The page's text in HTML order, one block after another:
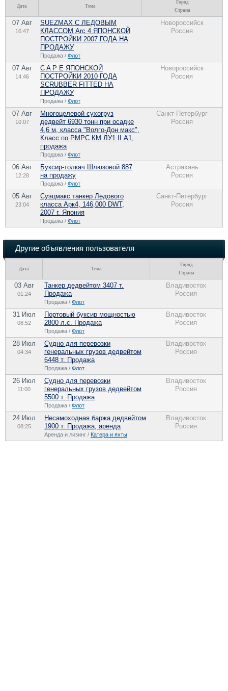
Дата Тема
Город
Страна
07 Авг
16:47
SUEZMAX С ЛЕДОВЫМ
КЛАССОМ Arc 4 ЯПОНСКОЙ
ПОСТРОЙКИ 2007 ГОДА НА
ПРОДАЖУ
Продажа / Флот
Новороссийск
Россия
07 Авг
14:46
C A P E ЯПОНСКОЙ
ПОСТРОЙКИ 2010 ГОДА
SCRUBBER FITTED НА
ПРОДАЖУ
Продажа / Флот
Новороссийск
Россия
07 Авг
10:07
Многоцелевой сухогруз
дедвейт 6930 тонн при осадке
4,6 м, класса "Волго-Дон макс",
Класс по РМРС КМ ЛУ1 II А1,
продажа
Продажа / Флот
Санкт-Петербург
Россия
06 Авг
12:28
Буксир-толкач Шлюзовой 887
на продажу
Продажа / Флот
Астрахань
Россия
05 Авг
23:04
Суэцмакс танкер Ледового
класса Арк4, 146,000 DWT,
2007 г. Япония
Продажа / Флот
Санкт-Петербург
Россия
Другие объявления пользователя
Дата Тема
Город
Страна
03 Авг
01:24
Танкер дедвейтом 3407 т.
Продажа
Продажа / Флот
Владивосток
Россия
31 Июл
08:52
Портовый буксир мощностью
2800 л.с. Продажа
Продажа / Флот
Владивосток
Россия
28 Июл
04:34
Судно для перевозки
генеральных грузов дедвейтом
6448 т. Продажа
Продажа / Флот
Владивосток
Россия
26 Июл
11:00
Судно для перевозки
генеральных грузов дедвейтом
5500 т. Продажа
Продажа / Флот
Владивосток
Россия
24 Июл
08:25
Несамоходная баржа дедвейтом
1900 т. Продажа, аренда
Аренда и лизинг / Катера и яхты
Владивосток
Россия